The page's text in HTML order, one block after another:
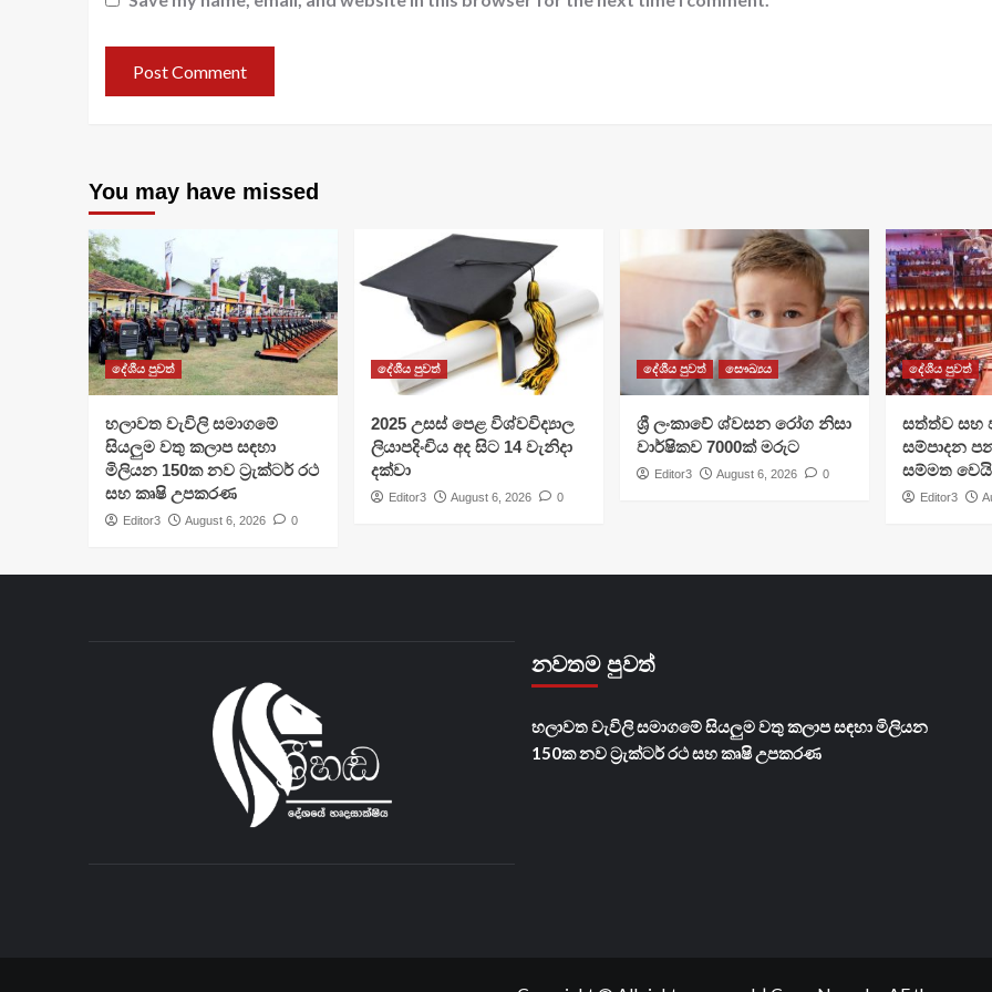
You may have missed
දේශීය පුවත්
හලාවත වැවිලි සමාගමේ
සියලුම වතු කලාප සඳහා
මිලියන 150ක නව ට්‍රැක්ටර් රථ
සහ කෘෂි උපකරණ
Editor3 August 6, 2026 0
දේශීය පුවත්
​2025 උසස් පෙළ විශ්වවිද්‍යාල
ලියාපදිංචිය අද සිට 14 වැනිදා
දක්වා
Editor3 August 6, 2026 0
දේශීය පුවත් සෞඛ්‍යය
ශ්‍රී ලංකාවේ ශ්වසන රෝග නිසා
වාර්ෂිකව 7000ක් මරුට
Editor3 August 6, 2026 0
දේශීය පුවත්
සත්ත්ව සහ
සම්පාදන
සම්මත වෙයි
Editor3
නවතම පුවත්
හලාවත වැවිලි සමාගමේ සියලුම වතු කලාප සඳහා මිලියන
150ක නව ට්‍රැක්ටර් රථ සහ කෘෂි උපකරණ